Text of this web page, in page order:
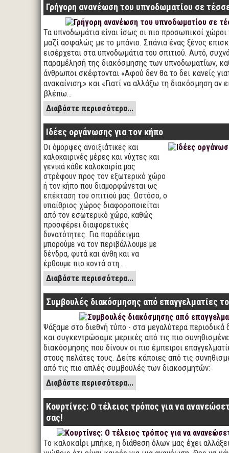
Γρήγορη ανανέωση του υπνοδωματίου σε
Τα υπνοδωμάτια είναι ίσως οι πιο προσωπικοί χώροι
μαζί ασφαλώς με το μπάνιο. Σπάνια ένας ξένος
εισέρχεται στα υπνοδωμάτια του σπιτιού. Αυτό,
παραμέλησή της διακόσμησης των υπνοδωματίων,
άνθρωποι σκέφτονται «Αφού δεν θα το δει κανείς
ανακαίνιση;» και «Γιατί να αλλάξω τη διακόσμηση αν
βλέπω…
Διαβάστε περισσότερα...
Ιδέες οργάνωσης για τον κήπο
Οι όμορφες ανοιξιάτικες και
καλοκαιρινές μέρες και νύχτες και
γενικά κάθε καλοκαιρία μας
στρέφουν προς τον εξωτερικό χώρο
ή τον κήπο που διαμορφώνεται ως
επέκταση του σπιτιού μας. Ωστόσο, ο
υπαίθριος χώρος διαφοροποιείται
από τον εσωτερικό χώρο, καθώς
προσφέρει διαφορετικές
δυνατότητες. Για παράδειγμα
μπορούμε να τον περιβάλλουμε με
δένδρα, φυτά και άνθη και να
έρθουμε πιο κοντά στη…
Διαβάστε περισσότερα...
Συμβουλές διακόσμησης από επαγγελματίες
Ψάξαμε στο διεθνή τύπο - στα μεγαλύτερα περιοδικά
και συγκεντρώσαμε μερικές από τις πιο
διακόσμησης που δίνουν οι πιο έμπειροι
στους πελάτες τους. Δείτε κάποιες από τις
από τις πιο απλές συμβουλές των διακοσμητών:
Διαβάστε περισσότερα...
Κουρτίνες: Ο τέλειος τρόπος για να
σας!
Το καλοκαίρι μπήκε, η διάθεση όλων μας έχει